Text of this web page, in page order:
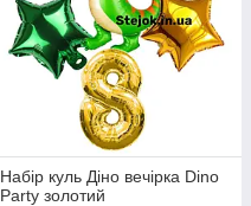
Набір куль Діно вечірка Dino
Party золотий